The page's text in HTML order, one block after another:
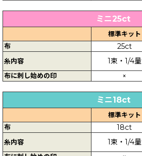
ミニ25ct
標準キット
布
25ct
糸内容 1束・1/4量
布に刺し始めの印 ×
ミニ18ct
標準キット
布
18ct
糸内容 1束・1/4量